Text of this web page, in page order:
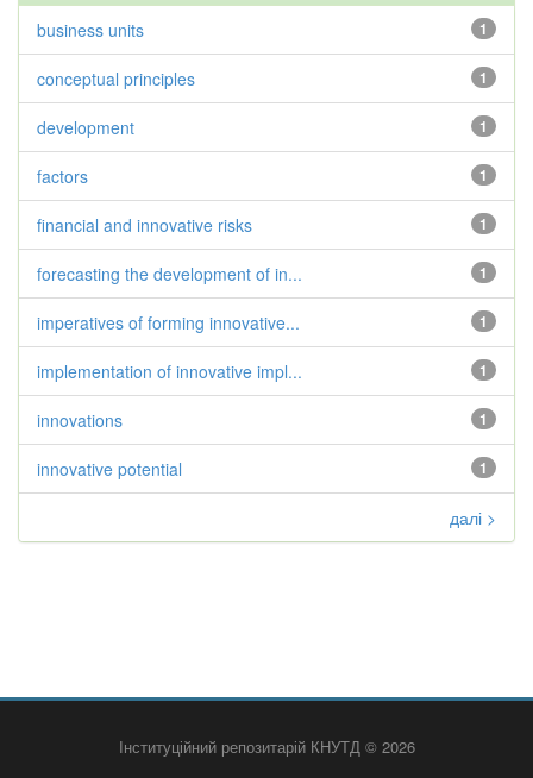
1
business units
1
conceptual principles
1
development
1
factors
1
financial and innovative risks
1
forecasting the development of in...
1
imperatives of forming innovative...
1
implementation of innovative impl...
1
innovations
1
innovative potential
далі >
Інституційний репозитарій КНУТД © 2026